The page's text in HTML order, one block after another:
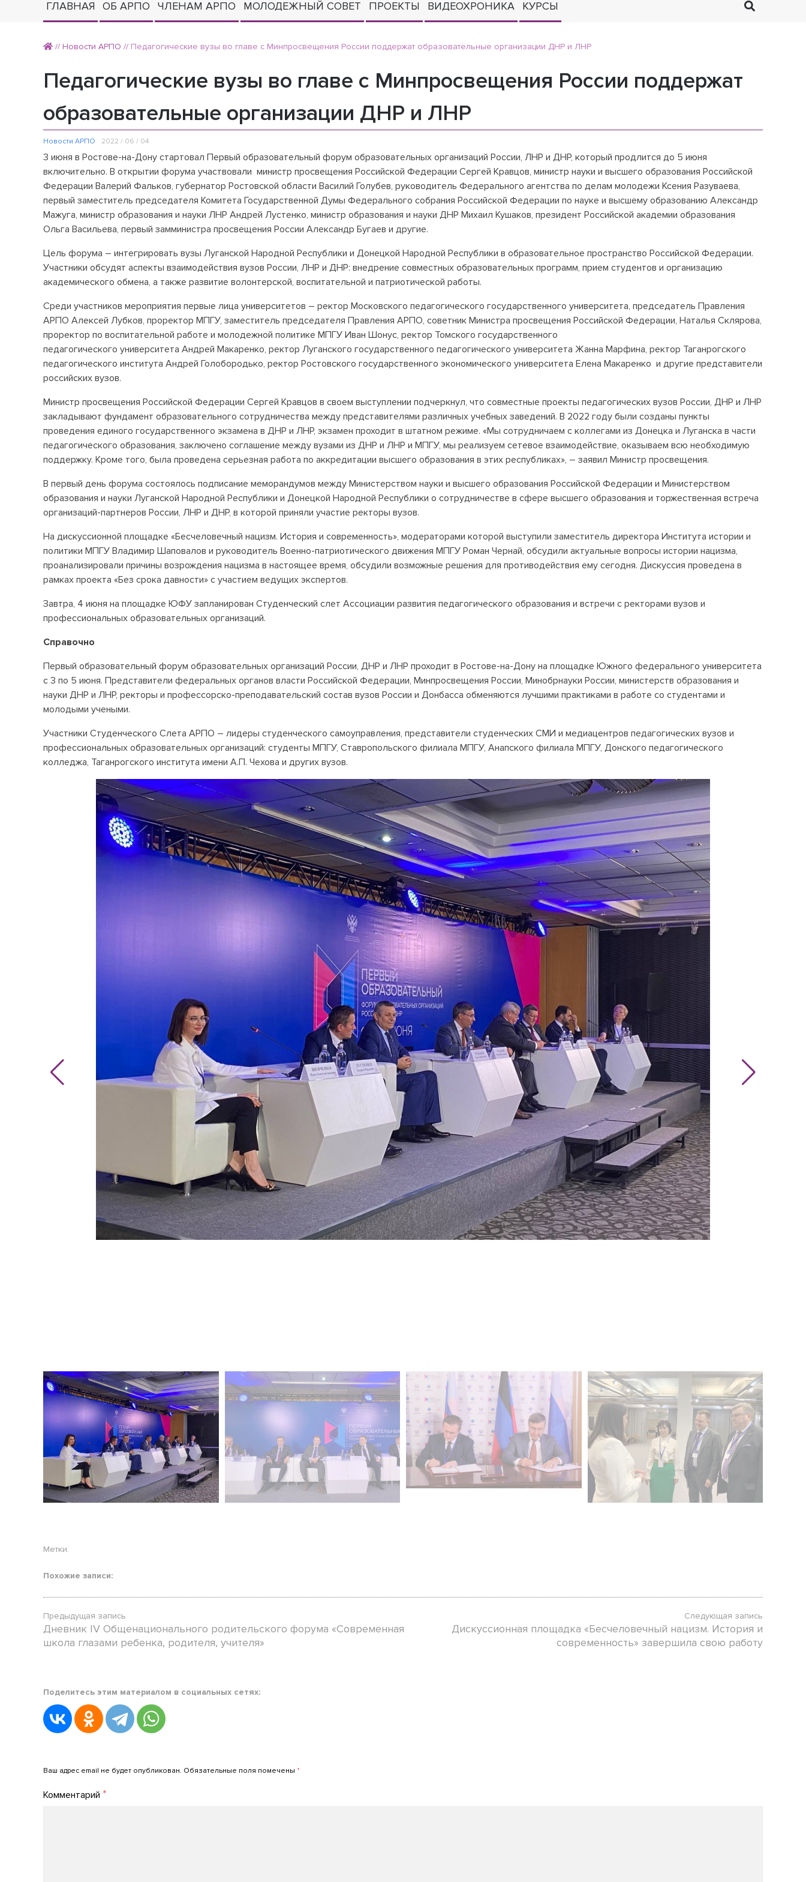
ГЛАВНАЯ ОБ АРПО ЧЛЕНАМ АРПО МОЛОДЕЖНЫЙ СОВЕТ ПРОЕКТЫ ВИДЕОХРОНИКА КУРСЫ
// Новости АРПО // Педагогические вузы во главе с Минпросвещения России поддержат образовательные организации ДНР и ЛНР
Педагогические вузы во главе с Минпросвещения России поддержат
образовательные организации ДНР и ЛНР
Новости АРПО 2022 / 06 / 04
3 июня в Ростове-на-Дону стартовал Первый образовательный форум образовательных организаций России, ЛНР и ДНР, который продлится до 5 июня
включительно. В открытии форума участвовали министр просвещения Российской Федерации Сергей Кравцов, министр науки и высшего образования Российской
Федерации Валерий Фальков, губернатор Ростовской области Василий Голубев, руководитель Федерального агентства по делам молодежи Ксения Разуваева,
первый заместитель председателя Комитета Государственной Думы Федерального собрания Российской Федерации по науке и высшему образованию Александр
Мажуга, министр образования и науки ЛНР Андрей Лустенко, министр образования и науки ДНР Михаил Кушаков, президент Российской академии образования
Ольга Васильева, первый замминистра просвещения России Александр Бугаев и другие.
Цель форума – интегрировать вузы Луганской Народной Республики и Донецкой Народной Республики в образовательное пространство Российской Федерации.
Участники обсудят аспекты взаимодействия вузов России, ЛНР и ДНР: внедрение совместных образовательных программ, прием студентов и организацию
академического обмена, а также развитие волонтерской, воспитательной и патриотической работы.
Среди участников мероприятия первые лица университетов – ректор Московского педагогического государственного университета, председатель Правления
АРПО Алексей Лубков, проректор МПГУ, заместитель председателя Правления АРПО, советник Министра просвещения Российской Федерации, Наталья Склярова,
проректор по воспитательной работе и молодежной политике МПГУ Иван Шонус, ректор Томского государственного
педагогического университета Андрей Макаренко, ректор Луганского государственного педагогического университета Жанна Марфина, ректор Таганрогского
педагогического института Андрей Голобородько, ректор Ростовского государственного экономического университета Елена Макаренко и другие представители
российских вузов.
Министр просвещения Российской Федерации Сергей Кравцов в своем выступлении подчеркнул, что совместные проекты педагогических вузов России, ДНР и ЛНР
закладывают фундамент образовательного сотрудничества между представителями различных учебных заведений. В 2022 году были созданы пункты
проведения единого государственного экзамена в ДНР и ЛНР, экзамен проходит в штатном режиме. «Мы сотрудничаем с коллегами из Донецка и Луганска в части
педагогического образования, заключено соглашение между вузами из ДНР и ЛНР и МПГУ, мы реализуем сетевое взаимодействие, оказываем всю необходимую
поддержку. Кроме того, была проведена серьезная работа по аккредитации высшего образования в этих республиках», – заявил Министр просвещения.
В первый день форума состоялось подписание меморандумов между Министерством науки и высшего образования Российской Федерации и Министерством
образования и науки Луганской Народной Республики и Донецкой Народной Республики о сотрудничестве в сфере высшего образования и торжественная встреча
организаций-партнеров России, ЛНР и ДНР, в которой приняли участие ректоры вузов.
На дискуссионной площадке «Бесчеловечный нацизм. История и современность», модераторами которой выступили заместитель директора Института истории и
политики МПГУ Владимир Шаповалов и руководитель Военно-патриотического движения МПГУ Роман Чернай, обсудили актуальные вопросы истории нацизма,
проанализировали причины возрождения нацизма в настоящее время, обсудили возможные решения для противодействия ему сегодня. Дискуссия проведена в
рамках проекта «Без срока давности» с участием ведущих экспертов.
Завтра, 4 июня на площадке ЮФУ запланирован Студенческий слет Ассоциации развития педагогического образования и встречи с ректорами вузов и
профессиональных образовательных организаций.
Справочно
Первый образовательный форум образовательных организаций России, ДНР и ЛНР проходит в Ростове-на-Дону на площадке Южного федерального университета
с 3 по 5 июня. Представители федеральных органов власти Российской Федерации, Минпросвещения России, Минобрнауки России, министерств образования и
науки ДНР и ЛНР, ректоры и профессорско-преподавательский состав вузов России и Донбасса обменяются лучшими практиками в работе со студентами и
молодыми учеными.
Участники Студенческого Слета АРПО – лидеры студенческого самоуправления, представители студенческих СМИ и медиацентров педагогических вузов и
профессиональных образовательных организаций: студенты МПГУ, Ставропольского филиала МПГУ, Анапского филиала МПГУ, Донского педагогического
колледжа, Таганрогского института имени А.П. Чехова и других вузов.
Метки:
Похожие записи:
Предыдущая запись
Дневник IV Общенационального родительского форума «Современная
школа глазами ребенка, родителя, учителя»
Следующая запись
Дискуссионная площадка «Бесчеловечный нацизм. История и
современность» завершила свою работу
in
Новости
АРПО
04.06.2022
admin_arpo
Поделитесь этим материалом в социальных сетях:
Ваш адрес email не будет опубликован. Обязательные поля помечены *
Комментарий *